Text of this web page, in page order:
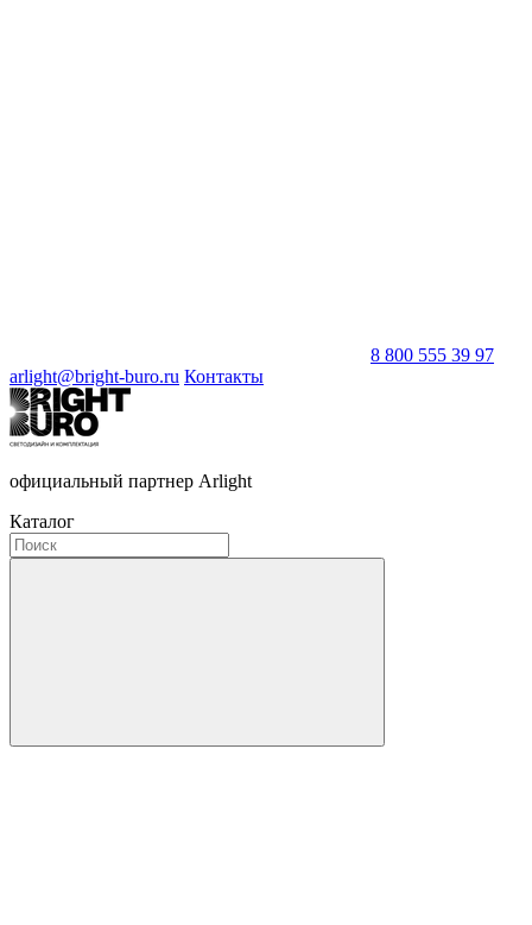
8 800 555 39 97
arlight@bright-buro.ru Контакты
официальный партнер Arlight
Каталог